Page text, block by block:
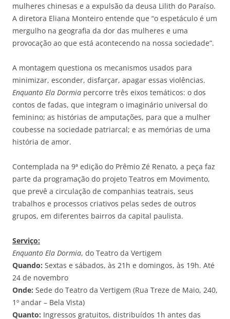
mulheres chinesas e a expulsão da deusa Lilith do Paraíso.
A diretora Eliana Monteiro entende que “o espetáculo é um
mergulho na geografia da dor das mulheres e uma
provocação ao que está acontecendo na nossa sociedade”.
A montagem questiona os mecanismos usados para
minimizar, esconder, disfarçar, apagar essas violências.
Enquanto Ela Dormia percorre três eixos temáticos: o dos
contos de fadas, que integram o imaginário universal do
feminino; as histórias de amputações, para que a mulher
coubesse na sociedade patriarcal; e as memórias de uma
história de amor.
Contemplada na 9ª edição do Prêmio Zé Renato, a peça faz
parte da programação do projeto Teatros em Movimento,
que prevê a circulação de companhias teatrais, seus
trabalhos e processos criativos pelas sedes de outros
grupos, em diferentes bairros da capital paulista.
Serviço:
Enquanto Ela Dormia, do Teatro da Vertigem
Quando: Sextas e sábados, às 21h e domingos, às 19h. Até
24 de novembro
Onde: Sede do Teatro da Vertigem (Rua Treze de Maio, 240,
1º andar – Bela Vista)
Quanto: Ingressos gratuitos, distribuídos 1h antes das